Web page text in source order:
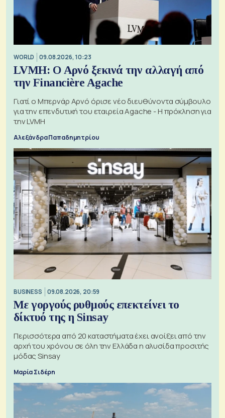
WORLD 09.08.2026, 10:23
LVMH: Ο Αρνό ξεκινά την αλλαγή από
την Financière Agache
Γιατί ο Μπερνάρ Αρνό όρισε νέο διευθύνοντα σύμβουλο
για την επενδυτική του εταιρεία Agache - Η πρόκληση για
την LVMH
Αλεξάνδρα Παπαδημητρίου
BUSINESS 09.08.2026, 20:59
Με γοργούς ρυθμούς επεκτείνει το
δίκτυό της η Sinsay
Περισσότερα από 20 καταστήματα έχει ανοίξει από την
αρχή του χρόνου σε όλη την Ελλάδα η αλυσίδα προσιτής
μόδας Sinsay
Μαρία Σιδέρη